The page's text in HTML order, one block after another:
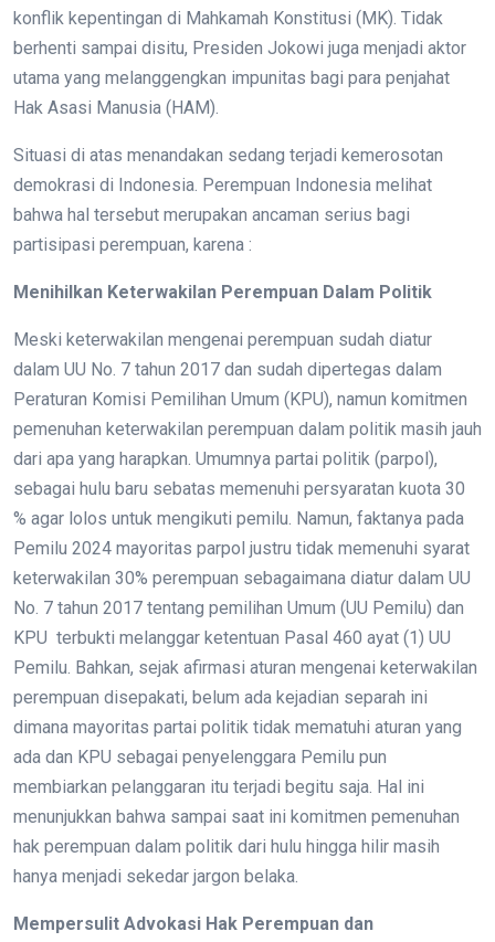
konflik kepentingan di Mahkamah Konstitusi (MK). Tidak
berhenti sampai disitu, Presiden Jokowi juga menjadi aktor
utama yang melanggengkan impunitas bagi para penjahat
Hak Asasi Manusia (HAM).
Situasi di atas menandakan sedang terjadi kemerosotan
demokrasi di Indonesia. Perempuan Indonesia melihat
bahwa hal tersebut merupakan ancaman serius bagi
partisipasi perempuan, karena :
Menihilkan Keterwakilan Perempuan Dalam Politik
Meski keterwakilan mengenai perempuan sudah diatur
dalam UU No. 7 tahun 2017 dan sudah dipertegas dalam
Peraturan Komisi Pemilihan Umum (KPU), namun komitmen
pemenuhan keterwakilan perempuan dalam politik masih jauh
dari apa yang harapkan. Umumnya partai politik (parpol),
sebagai hulu baru sebatas memenuhi persyaratan kuota 30
% agar lolos untuk mengikuti pemilu. Namun, faktanya pada
Pemilu 2024 mayoritas parpol justru tidak memenuhi syarat
keterwakilan 30% perempuan sebagaimana diatur dalam UU
No. 7 tahun 2017 tentang pemilihan Umum (UU Pemilu) dan
KPU terbukti melanggar ketentuan Pasal 460 ayat (1) UU
Pemilu. Bahkan, sejak afirmasi aturan mengenai keterwakilan
perempuan disepakati, belum ada kejadian separah ini
dimana mayoritas partai politik tidak mematuhi aturan yang
ada dan KPU sebagai penyelenggara Pemilu pun
membiarkan pelanggaran itu terjadi begitu saja. Hal ini
menunjukkan bahwa sampai saat ini komitmen pemenuhan
hak perempuan dalam politik dari hulu hingga hilir masih
hanya menjadi sekedar jargon belaka.
Mempersulit Advokasi Hak Perempuan dan